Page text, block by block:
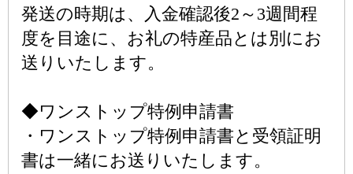
発送の時期は、入金確認後2～3週間程
度を目途に、お礼の特産品とは別にお
送りいたします。
◆ワンストップ特例申請書
・ワンストップ特例申請書と受領証明
書は一緒にお送りいたします。